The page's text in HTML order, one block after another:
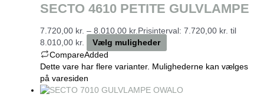
SECTO 4610 PETITE GULVLAMPE
7.720,00 kr. – 8.010,00 kr. Prisinterval: 7.720,00 kr. til
8.010,00 kr.
Vælg muligheder
CompareAdded
Dette vare har flere varianter. Mulighederne kan vælges
på varesiden